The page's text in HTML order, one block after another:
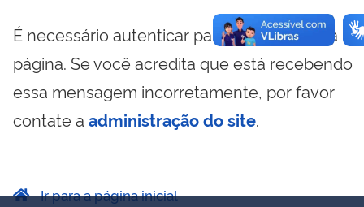
É necessário autenticar para visualizar essa
página. Se você acredita que está recebendo
essa mensagem incorretamente, por favor
contate a administração do site.
Ir para a página inicial